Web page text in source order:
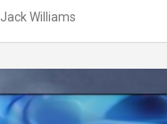
Jack Williams